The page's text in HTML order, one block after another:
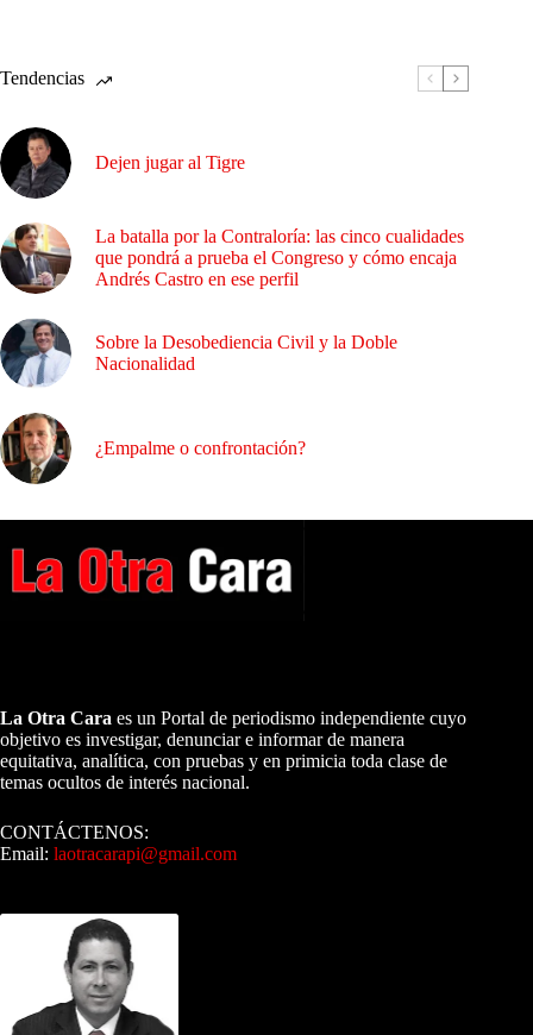
Tendencias
Dejen jugar al Tigre
La batalla por la Contraloría: las cinco cualidades
que pondrá a prueba el Congreso y cómo encaja
Andrés Castro en ese perfil
Sobre la Desobediencia Civil y la Doble
Nacionalidad
¿Empalme o confrontación?
La Otra Cara es un Portal de periodismo independiente cuyo
objetivo es investigar, denunciar e informar de manera
equitativa, analítica, con pruebas y en primicia toda clase de
temas ocultos de interés nacional.
CONTÁCTENOS:
Email: laotracarapi@gmail.com